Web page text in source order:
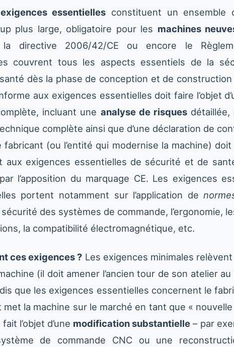
essentielles constituent un ensemble
plus large, obligatoire pour les machines
directive 2006/42/CE ou encore le
couvrent tous les aspects essentiels de la
dès la phase de conception et de construction
aux exigences essentielles doit faire l’objet
incluant une analyse de risquesdétaillée,
complète ainsi que d’une déclaration de
(ou l’entité qui modernise la machine)
aux exigences essentielles de sécurité et de
l’apposition du marquage CE. Les exigences
portent notamment sur l’application de
des systèmes de commande, l’ergonomie,
la compatibilité électromagnétique, etc.
ces exigences ? Les exigences minimales relèvent
(il doit amener l’ancien tour de son atelier au
que les exigences essentielles concernent le
la machine sur le marché en tant que «
l’objet d’une modification substantielle – par
de commande CNC ou une